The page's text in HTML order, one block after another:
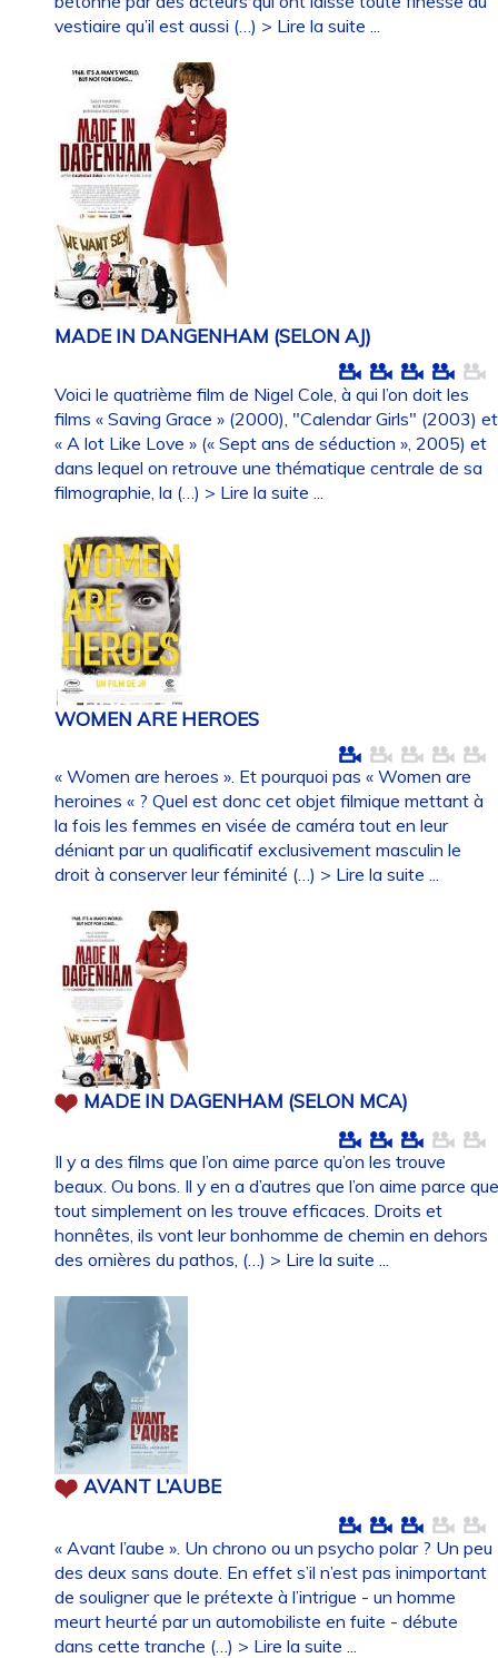
vestiaire qu’il est aussi (…) > Lire la suite ...
MADE IN DANGENHAM (SELON AJ)
Voici le quatrième film de Nigel Cole, à qui l’on doit les
films « Saving Grace » (2000), "Calendar Girls" (2003) et
« A lot Like Love » (« Sept ans de séduction », 2005) et
dans lequel on retrouve une thématique centrale de sa
filmographie, la (…) > Lire la suite ...
WOMEN ARE HEROES
« Women are heroes ». Et pourquoi pas « Women are
heroines « ? Quel est donc cet objet filmique mettant à
la fois les femmes en visée de caméra tout en leur
déniant par un qualificatif exclusivement masculin le
droit à conserver leur féminité (…) > Lire la suite ...
MADE IN DAGENHAM (SELON MCA)
Il y a des films que l’on aime parce qu’on les trouve
beaux. Ou bons. Il y en a d’autres que l’on aime parce
tout simplement on les trouve efficaces. Droits et
honnêtes, ils vont leur bonhomme de chemin en dehors
des ornières du pathos, (…) > Lire la suite ...
AVANT L’AUBE
« Avant l’aube ». Un chrono ou un psycho polar ? Un peu
des deux sans doute. En effet s’il n’est pas inimportant
de souligner que le prétexte à l’intrigue - un homme
meurt heurté par un automobiliste en fuite - débute
dans cette tranche (…) > Lire la suite ...